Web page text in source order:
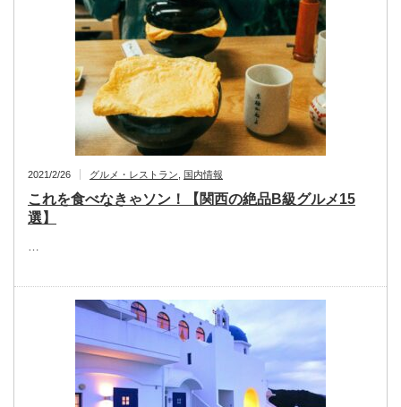
2021/2/26 グルメ・レストラン 国内情報
これを食べなきゃソン！【関西の絶品B級グルメ15
選】